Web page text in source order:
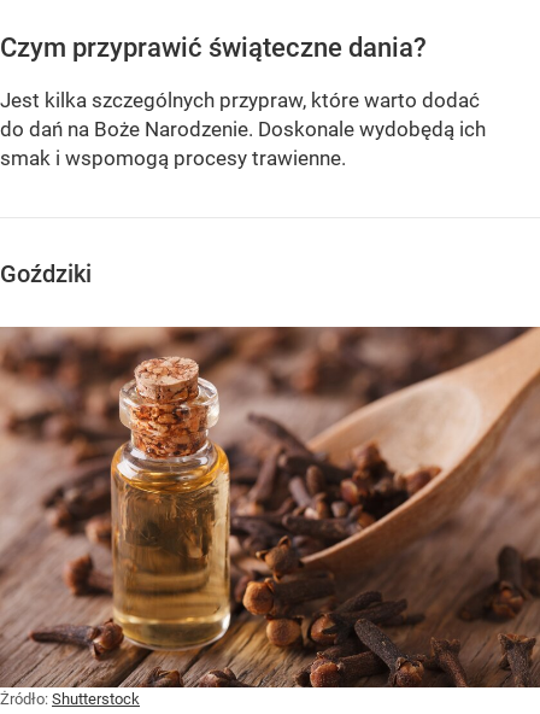
Czym przyprawić świąteczne dania?
Jest kilka szczególnych przypraw, które warto dodać
do dań na Boże Narodzenie. Doskonale wydobędą ich
smak i wspomogą procesy trawienne.
Goździki
Żródło: Shutterstock